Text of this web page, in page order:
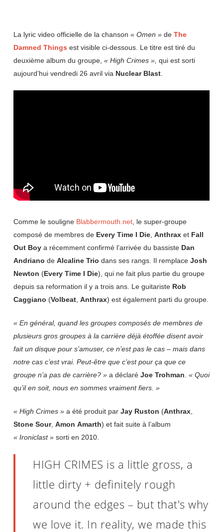
La lyric video officielle de la chanson « Omen »de The
Damned Things est visible ci-dessous. Le titre est tiré du
deuxième album du groupe, « High Crimes », qui est sorti
aujourd’hui vendredi 26 avril via Nuclear Blast.
Comme le souligne Blabbermouth.net, le super-groupe
composé de membres de Every Time I Die, Anthraxet Fall
Out Boya récemment confirmé l’arrivée du bassiste Dan
Andriano de Alcaline Trio dans ses rangs. Il remplace Josh
Newton (Every Time I Die), qui ne fait plus partie du groupe
depuis sa reformation il y a trois ans. Le guitariste Rob
Caggiano (Volbeat, Anthrax) est également parti du groupe.
« En général, quand les groupes composés de membres de
plusieurs gros groupes à la carrière déjà étoffée disent avoir
fait un disque pour s’amuser, ce n’est pas le cas – mais dans
notre cas c’est vrai. Peut-être que c’est pour ça que ce
groupe n’a pas de carrière? »a déclaré Joe Trohman « Quoi
qu’il en soit, nous en sommes vraiment fiers. »
« High Crimes »a été produit par Jay Ruston (Anthrax,
Stone Sour, Amon Amarth) et fait suite à l’album
« Ironiclast »sorti en 2010.
HIGH CRIMES is a little gross, a
little dirty + definitely rough
around the edges – but that's why
we love it. In reality, we made this